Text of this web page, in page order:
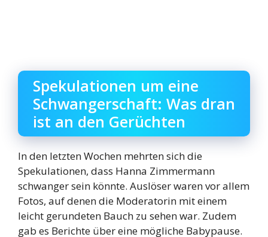
Spekulationen um eine
Schwangerschaft: Was dran
ist an den Gerüchten
In den letzten Wochen mehrten sich die
Spekulationen, dass Hanna Zimmermann
schwanger sein könnte. Auslöser waren vor allem
Fotos, auf denen die Moderatorin mit einem
leicht gerundeten Bauch zu sehen war. Zudem
gab es Berichte über eine mögliche Babypause.